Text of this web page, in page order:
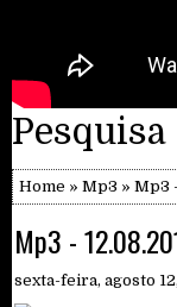
Pesquisa
Home » Mp3 » Mp3
Mp3 -
sexta-feira, agosto